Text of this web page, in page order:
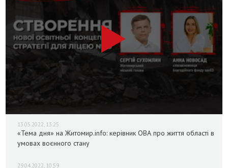
13.05.2022, 13:25
«Тема дня» на Житомир.info: керівник ОВА про життя області в
умовах воєнного стану
29.04.2022, 10:59